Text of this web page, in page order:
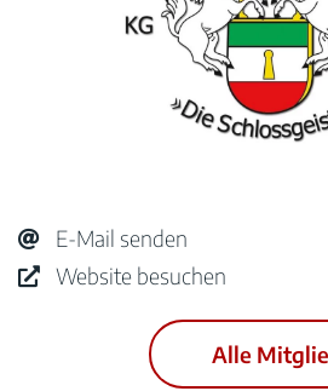
E-Mail senden
Website besuchen
Alle